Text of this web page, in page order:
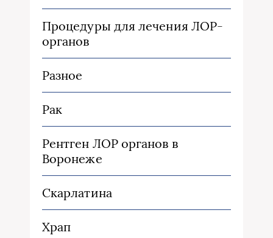
Процедуры для лечения ЛОР-
органов
Разное
Рак
Рентген ЛОР органов в
Воронеже
Скарлатина
Храп